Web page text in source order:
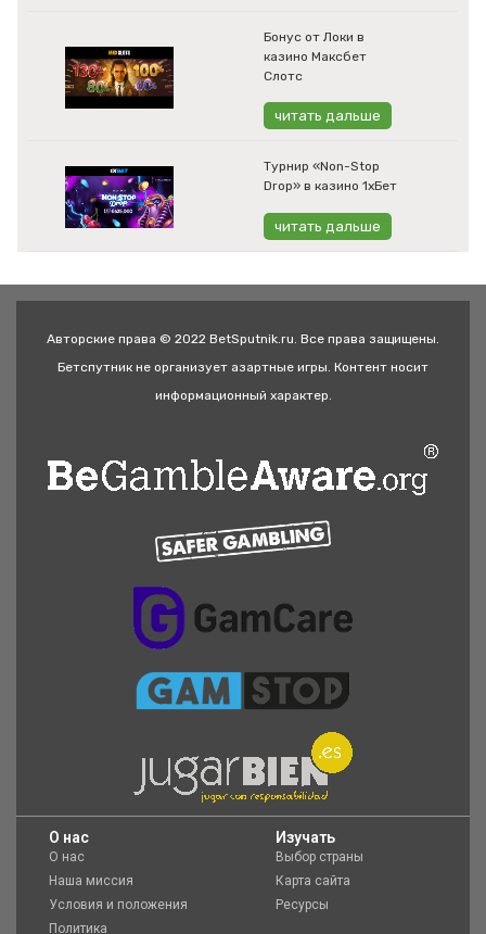
Бонус от Локи в
казино Максбет
Слотс
читать дальше
Турнир «Non-Stop
Drop» в казино 1хБет
читать дальше
Авторские права © 2022 BetSputnik.ru. Все права защищены.
Бетспутник не организует азартные игры. Контент носит
информационный характер.
O нас
О нас
Наша миссия
Условия и положения
Политика
Изучать
Выбор страны
Карта сайта
Ресурсы